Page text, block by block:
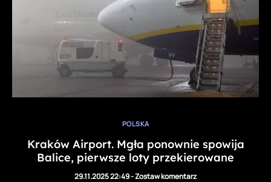
POLSKA
Kraków Airport. Mgła ponownie spowija
Balice, pierwsze loty przekierowane
29.11.2025 22:49-Zostaw komentarz